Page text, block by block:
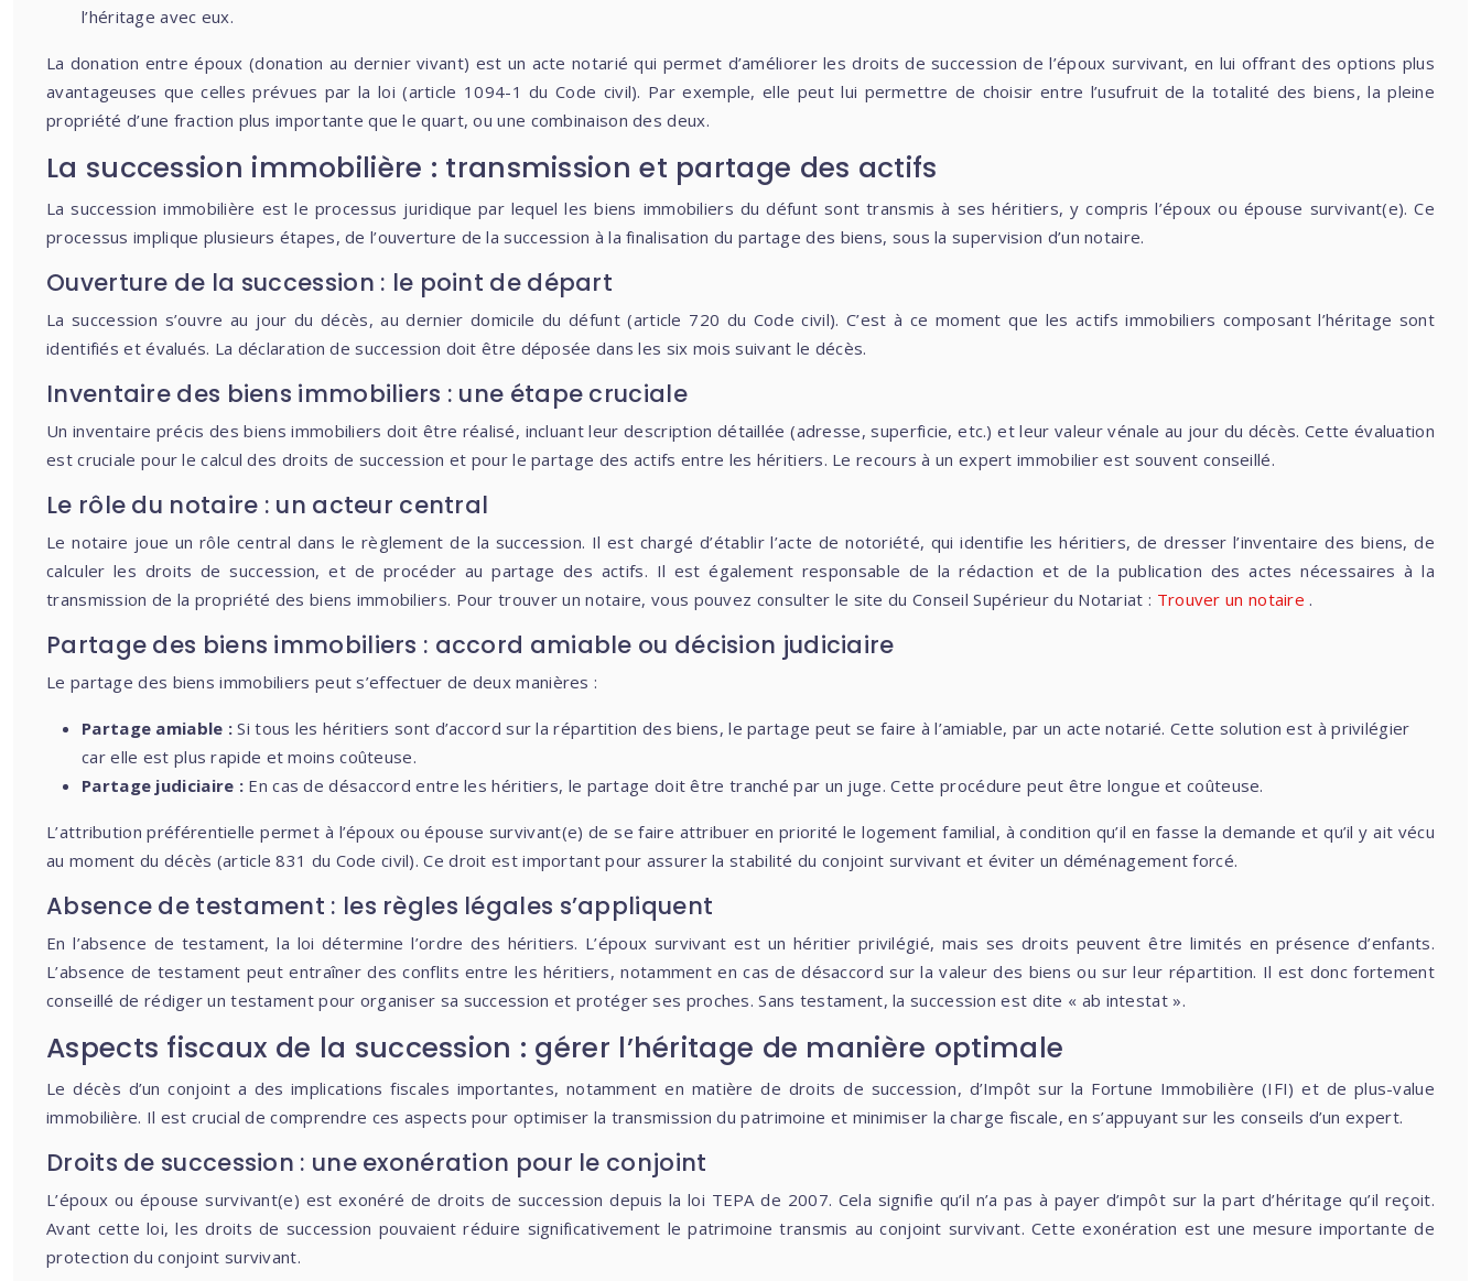
l’héritage avec eux.
La donation entre époux (donation au dernier vivant) est un acte notarié qui permet d’améliorer les droits de succession de l’époux survivant, en lui offrant des options plus
avantageuses que celles prévues par la loi (article 1094-1 du Code civil). Par exemple, elle peut lui permettre de choisir entre l’usufruit de la totalité des biens, la pleine
propriété d’une fraction plus importante que le quart, ou une combinaison des deux.
La succession immobilière : transmission et partage des actifs
La succession immobilière est le processus juridique par lequel les biens immobiliers du défunt sont transmis à ses héritiers, y compris l’époux ou épouse survivant(e). Ce
processus implique plusieurs étapes, de l’ouverture de la succession à la finalisation du partage des biens, sous la supervision d’un notaire.
Ouverture de la succession : le point de départ
La succession s’ouvre au jour du décès, au dernier domicile du défunt (article 720 du Code civil). C’est à ce moment que les actifs immobiliers composant l’héritage sont
identifiés et évalués. La déclaration de succession doit être déposée dans les six mois suivant le décès.
Inventaire des biens immobiliers : une étape cruciale
Un inventaire précis des biens immobiliers doit être réalisé, incluant leur description détaillée (adresse, superficie, etc.) et leur valeur vénale au jour du décès. Cette évaluation
est cruciale pour le calcul des droits de succession et pour le partage des actifs entre les héritiers. Le recours à un expert immobilier est souvent conseillé.
Le rôle du notaire : un acteur central
Le notaire joue un rôle central dans le règlement de la succession. Il est chargé d’établir l’acte de notoriété, qui identifie les héritiers, de dresser l’inventaire des biens, de
calculer les droits de succession, et de procéder au partage des actifs. Il est également responsable de la rédaction et de la publication des actes nécessaires à la
transmission de la propriété des biens immobiliers. Pour trouver un notaire, vous pouvez consulter le site du Conseil Supérieur du Notariat : Trouver un notaire.
Partage des biens immobiliers : accord amiable ou décision judiciaire
Le partage des biens immobiliers peut s’effectuer de deux manières :
Partage amiable :Si tous les héritiers sont d’accord sur la répartition des biens, le partage peut se faire à l’amiable, par un acte notarié. Cette solution est à privilégier
car elle est plus rapide et moins coûteuse.
Partage judiciaire : En cas de désaccord entre les héritiers, le partage doit être tranché par un juge. Cette procédure peut être longue et coûteuse.
L’attribution préférentielle permet à l’époux ou épouse survivant(e) de se faire attribuer en priorité le logement familial, à condition qu’il en fasse la demande et qu’il y ait vécu
au moment du décès (article 831 du Code civil). Ce droit est important pour assurer la stabilité du conjoint survivant et éviter un déménagement forcé.
Absence de testament : les règles légales s’appliquent
En l’absence de testament, la loi détermine l’ordre des héritiers. L’époux survivant est un héritier privilégié, mais ses droits peuvent être limités en présence d’enfants.
L’absence de testament peut entraîner des conflits entre les héritiers, notamment en cas de désaccord sur la valeur des biens ou sur leur répartition. Il est donc fortement
conseillé de rédiger un testament pour organiser sa succession et protéger ses proches. Sans testament, la succession est dite « ab intestat ».
Aspects fiscaux de la succession : gérer l’héritage de manière optimale
Le décès d’un conjoint a des implications fiscales importantes, notamment en matière de droits de succession, d’Impôt sur la Fortune Immobilière (IFI) et de plus-value
immobilière. Il est crucial de comprendre ces aspects pour optimiser la transmission du patrimoine et minimiser la charge fiscale, en s’appuyant sur les conseils d’un expert.
Droits de succession : une exonération pour le conjoint
L’époux ou épouse survivant(e) est exonéré de droits de succession depuis la loi TEPA de 2007. Cela signifie qu’il n’a pas à payer d’impôt sur la part d’héritage qu’il reçoit.
Avant cette loi, les droits de succession pouvaient réduire significativement le patrimoine transmis au conjoint survivant. Cette exonération est une mesure importante de
protection du conjoint survivant.